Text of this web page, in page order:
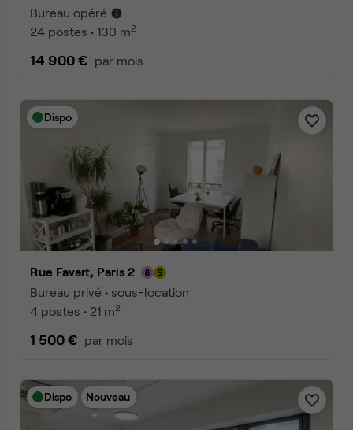
Bureau opéré
24 postes • 130 m2
14 900 € par mois
Dispo
Rue Favart, Paris 2
Bureau privé • sous-location
4 postes • 21 m2
1 500 € par mois
Dispo Nouveau